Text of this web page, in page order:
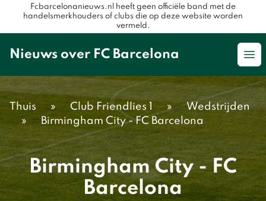
Fcbarcelonanieuws.nl heeft geen officiële band met de
handelsmerkhouders of clubs die op deze website worden
vermeld.
Nieuws over FC Barcelona
Thuis » Club Friendlies 1 »
Wedstrijden
»
Birmingham City - FC Barcelona
Birmingham City - FC
Barcelona